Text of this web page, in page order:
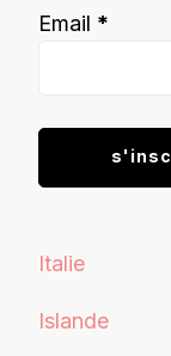
Email *
Italie
Islande